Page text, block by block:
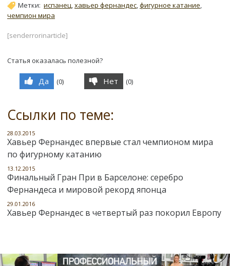
Метки: испанец,хавьер фернандес,фигурное катание,
чемпион мира
[senderrorinarticle]
Статья оказалась полезной?
Да (0) Нет (0)
Ссылки по теме:
28.03.2015
Хавьер Фернандес впервые стал чемпионом мира
по фигурному катанию
13.12.2015
Финальный Гран При в Барселоне: серебро
Фернандеса и мировой рекорд японца
29.01.2016
Хавьер Фернандес в четвертый раз покорил Европу